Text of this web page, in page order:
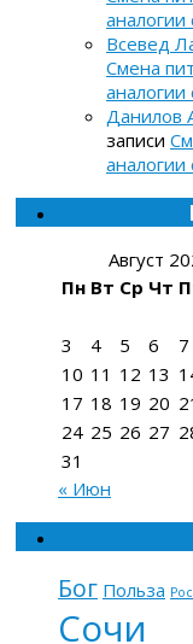
аналогии
Всевед
Смена
аналогии
Данилов
записи
аналогии
Август
Пн Вт Ср Чт
3
4 5 6 7
10 11 12 13
17 18 19 20
24 25 26 27
31
« Июн
Бог Польза
Сочи